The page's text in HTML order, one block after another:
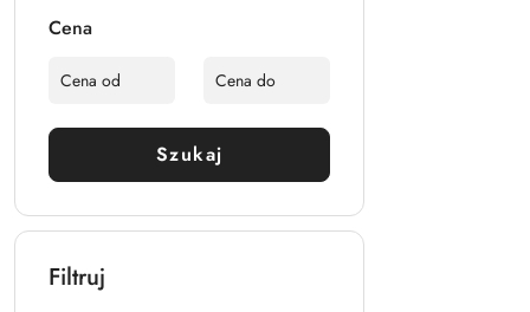
Cena
Szukaj
Filtruj